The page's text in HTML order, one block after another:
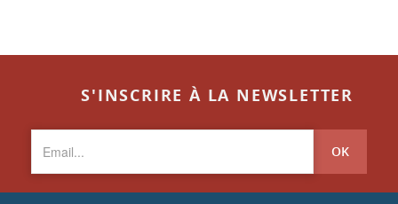
S'INSCRIRE À LA NEWSLETTER
OK